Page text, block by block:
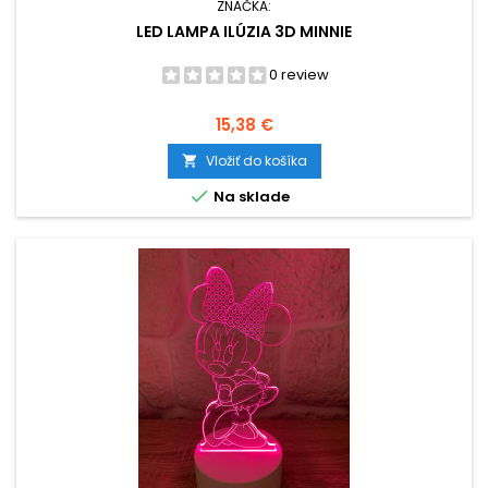
ZNAČKA:
LED LAMPA ILÚZIA 3D MINNIE
0 review
Cena
15,38 €
 Vložiť do košíka
 Na sklade